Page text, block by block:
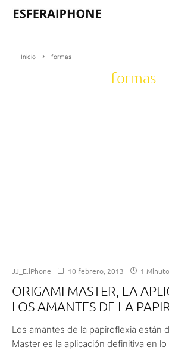
Inicio formas
formas
JJ_E.iPhone 10 febrero, 2013 1
ORIGAMI MASTER, LA
LOS AMANTES DE LA
Los amantes de la papiroflexia están
Master es la aplicación definitiva en